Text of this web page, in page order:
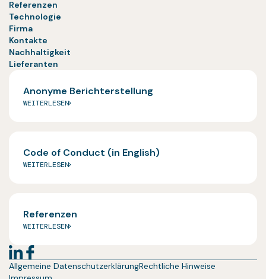
Referenzen
Technologie
Firma
Kontakte
Nachhaltigkeit
Lieferanten
Anonyme Berichterstellung
WEITERLESEN
Code of Conduct (in English)
WEITERLESEN
Referenzen
WEITERLESEN
Allgemeine DatenschutzerklärungRechtliche Hinweise